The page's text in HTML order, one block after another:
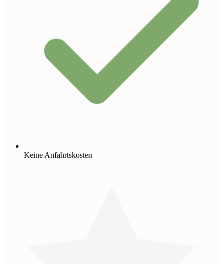
Keine Anfahrtskosten